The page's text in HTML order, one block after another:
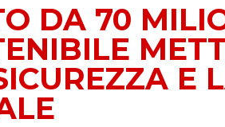
DA 70
E